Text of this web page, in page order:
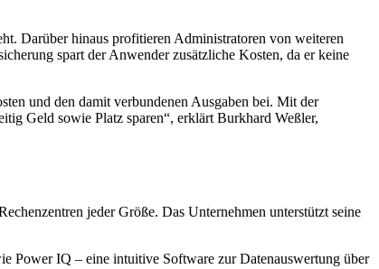
Darüber hinaus profitieren Administratoren von weiteren
spart der Anwender zusätzliche Kosten, da er keine
und den damit verbundenen Ausgaben bei. Mit der
Geld sowie Platz sparen“, erklärt Burkhard Weßler,
jeder Größe. Das Unternehmen unterstützt seine
Power IQ – eine intuitive Software zur Datenauswertung über